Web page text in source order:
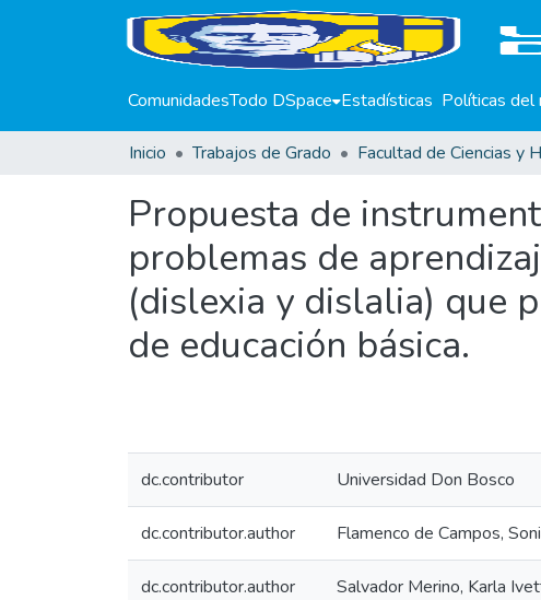
ComunidadesTodo DSpace Estadísticas Políticas del
Inicio Trabajos de Grado
Propuesta de
problemas de
(dislexia y dislalia) que
de educación básica.
dc.contributor Universidad Don Bosco
dc.contributor.author Flamenco de Campos,
dc.contributor.author Salvador Merino, Karla